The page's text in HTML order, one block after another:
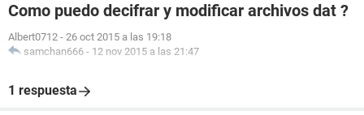
Como puedo decifrar y modificar archivos dat ?
Albert0712 - 26 oct 2015 a las 19:18
samchan666 - 12 nov 2015 a las 21:47
1 respuesta